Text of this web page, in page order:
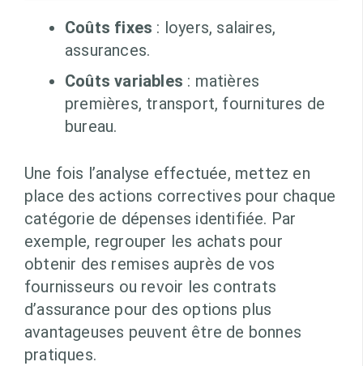
Coûts fixes : loyers, salaires,
assurances.
Coûts variables : matières
premières, transport, fournitures de
bureau.
Une fois l’analyse effectuée, mettez en
place des actions correctives pour chaque
catégorie de dépenses identifiée. Par
exemple, regrouper les achats pour
obtenir des remises auprès de vos
fournisseurs ou revoir les contrats
d’assurance pour des options plus
avantageuses peuvent être de bonnes
pratiques.